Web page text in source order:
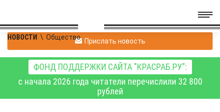
НОВОСТИ \ Общество Прислать новость
ФОНД ПОДДЕРЖКИ САЙТА "КРАСРАБ.РУ":
с начала 2026 года читатели перечислили 32 800
рублей